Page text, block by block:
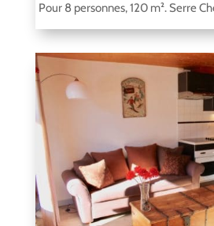
Pour 8 personnes, 120 m². Serre